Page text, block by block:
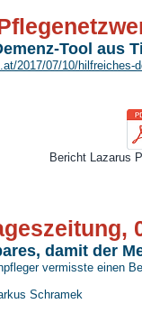
Bericht Lazarus
Tool aus
2017/07/10/hilfreiches-
damit der
vermisste einen
Schramek